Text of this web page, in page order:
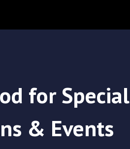
for Special
& Events